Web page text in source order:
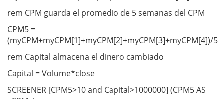
rem CPM guarda el promedio de 5 semanas del CPM
CPM5 =
(myCPM+myCPM[1]+myCPM[2]+myCPM[3]+myCPM[4])/5
rem Capital almacena el dinero cambiado
Capital = Volume*close
SCREENER [CPM5>10 and Capital>1000000] (CPM5 AS